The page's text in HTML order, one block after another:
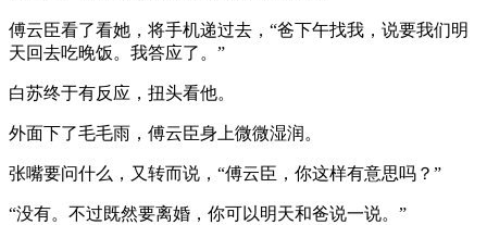
傅云臣看了看她，将手机递过去，“爸下午找我，说要我们明
天回去吃晚饭。我答应了。”
白苏终于有反应，扭头看他。
外面下了毛毛雨，傅云臣身上微微湿润。
张嘴要问什么，又转而说，“傅云臣，你这样有意思吗？”
“没有。不过既然要离婚，你可以明天和爸说一说。”